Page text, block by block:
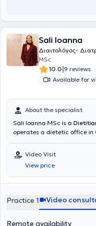
Sali Ioanna
Διαιτολόγος-
MSc
10.0|9 reviews
Available for
About the specialist
Sali Ioanna MSc is a
operates a dietetic office in
University and a
She is currently a Scientific
and participates in the
Obesity", a program of the
clinical nutrition (diabetes
hypertension, etc.) and
breastfeeding women,
Video Visit
View price
Practice 1 Video
Remote availability